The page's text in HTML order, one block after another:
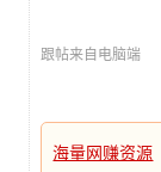
跟帖来自电脑端
海量网赚资源